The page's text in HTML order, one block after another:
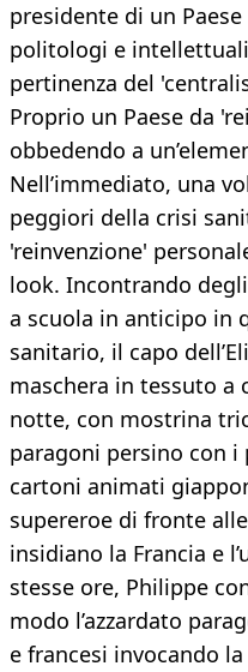
presidente di un
politologi e
pertinenza del
Proprio un Paese da
obbedendo a
Nell’immediato, una
peggiori della crisi
'reinvenzione'
look. Incontrando
a scuola in anticipo in
sanitario, il capo
maschera in tessuto a
notte, con mostrina
paragoni persino con
cartoni animati
supereroe di fronte
insidiano la Francia e
stesse ore, Philippe
modo l’azzardato
e francesi invocando